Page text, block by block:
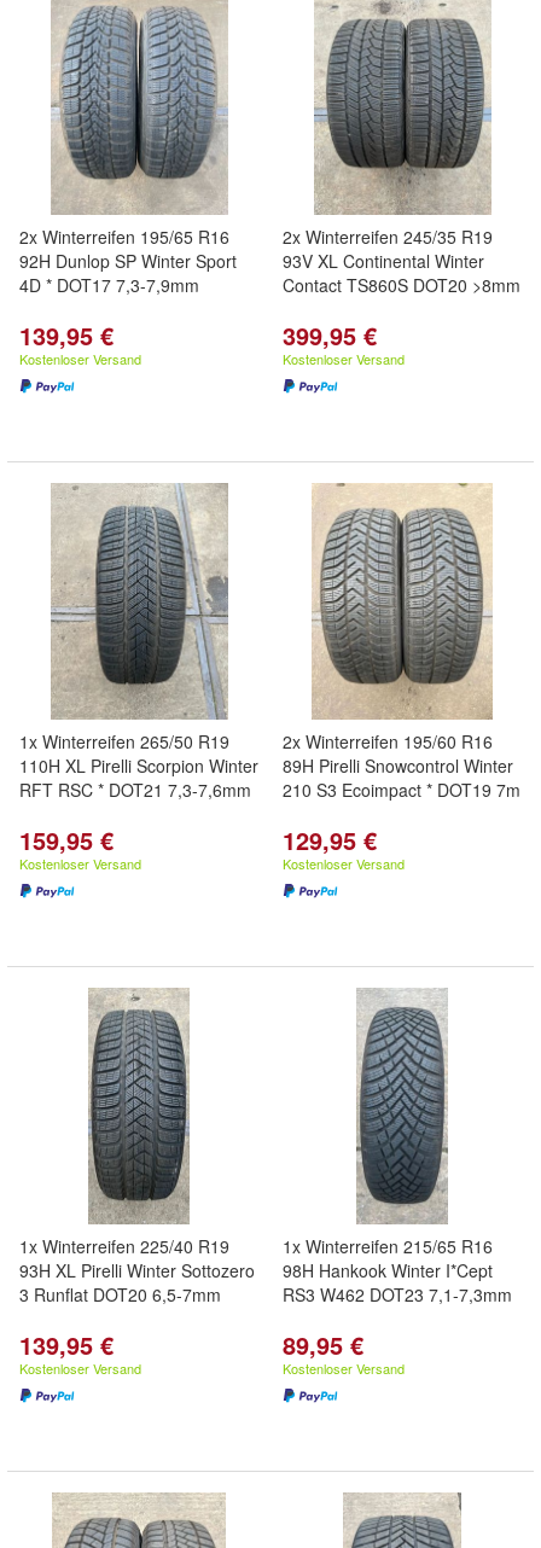
2x Winterreifen 195/65 R16
92H Dunlop SP Winter Sport
4D * DOT17 7,3-7,9mm
139,95 €
Kostenloser Versand
2x Winterreifen 245/35 R19
93V XL Continental Winter
Contact TS860S DOT20 >8mm
399,95 €
Kostenloser Versand
1x Winterreifen 265/50 R19
110H XL Pirelli Scorpion Winter
RFT RSC * DOT21 7,3-7,6mm
159,95 €
Kostenloser Versand
2x Winterreifen 195/60 R16
89H Pirelli Snowcontrol Winter
210 S3 Ecoimpact * DOT19 7m
129,95 €
Kostenloser Versand
1x Winterreifen 225/40 R19
93H XL Pirelli Winter Sottozero
3 Runflat DOT20 6,5-7mm
139,95 €
Kostenloser Versand
1x Winterreifen 215/65 R16
98H Hankook Winter I*Cept
RS3 W462 DOT23 7,1-7,3mm
89,95 €
Kostenloser Versand